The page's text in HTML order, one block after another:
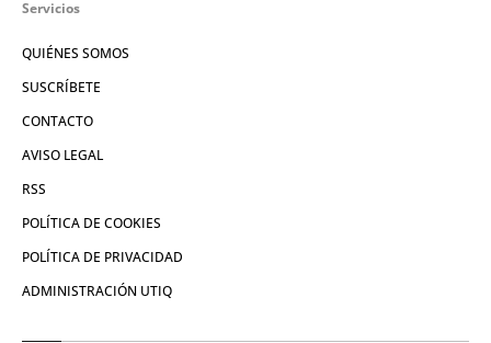
Servicios
QUIÉNES SOMOS
SUSCRÍBETE
CONTACTO
AVISO LEGAL
RSS
POLÍTICA DE COOKIES
POLÍTICA DE PRIVACIDAD
ADMINISTRACIÓN UTIQ